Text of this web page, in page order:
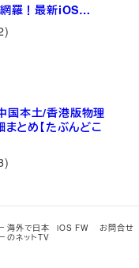
網羅！最新iOS…
国本土/香港版物理
とめ【たぶんどこ
海外で日本
のネットTV
iOS FW お問合せ